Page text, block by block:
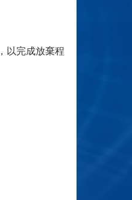
以完成放棄程